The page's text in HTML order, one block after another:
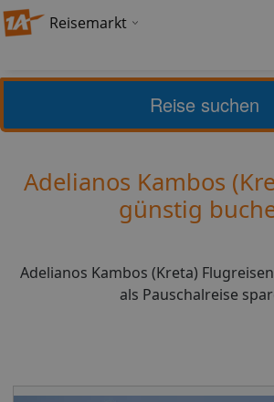
Reisemarkt
Kreta
Adelianos Kambos
günstig
Adelianos Kambos (Kreta)
als Pauschalreise
Reise suchen